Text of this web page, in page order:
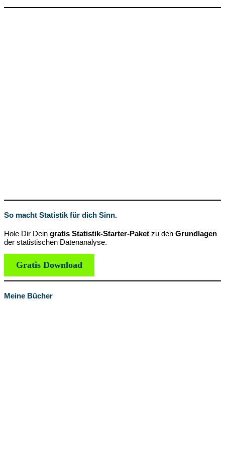
So macht Statistik für dich Sinn.
Hole Dir Dein gratis Statistik-Starter-Paket zu den Grundlagen
der statistischen Datenanalyse.
Gratis Download
Meine Bücher